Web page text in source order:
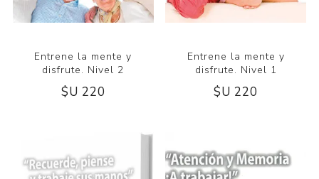
Entrene la mente y
disfrute. Nivel 2
$U 220
Entrene la mente y
disfrute. Nivel 1
$U 220